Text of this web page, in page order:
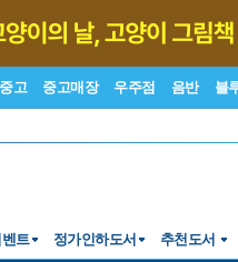
고 중고매장 우주점 음반 블
트 정가인하도서 추천도서